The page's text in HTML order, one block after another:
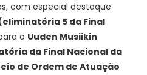
com especial destaque
5 da Final
o Uuden Musiikin
da Final Nacional da
de Ordem de Atuação